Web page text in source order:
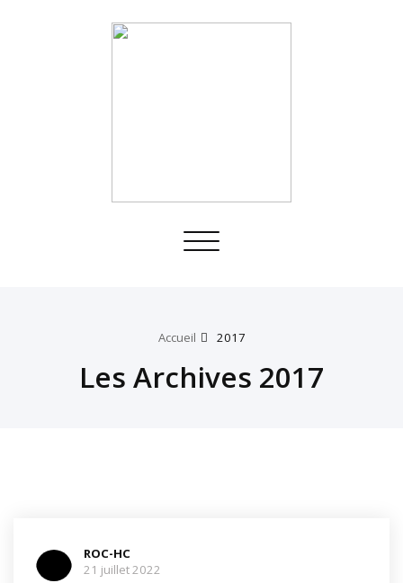
Toggle
Accueil 2017
Les Archives 2017
ROC-HC
21 juillet 2022